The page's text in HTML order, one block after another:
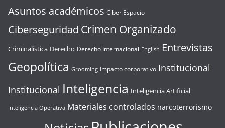
Asuntos académicos Ciber Espacio
Ciberseguridad Crimen Organizado
Criminalistica Derecho Derecho Internacional English Entrevistas
Geopolítica Grooming Impacto corporativo Institucional
Institucional Inteligencia Inteligencia Artificial
Inteligencia Operativa Materiales controlados narcoterrorismo